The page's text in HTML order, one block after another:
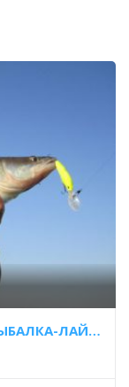
РЫБОЛОВНО-ОХОТНИЧЬЯ БАЗА "РЫБАЛКА-ЛАЙФ"